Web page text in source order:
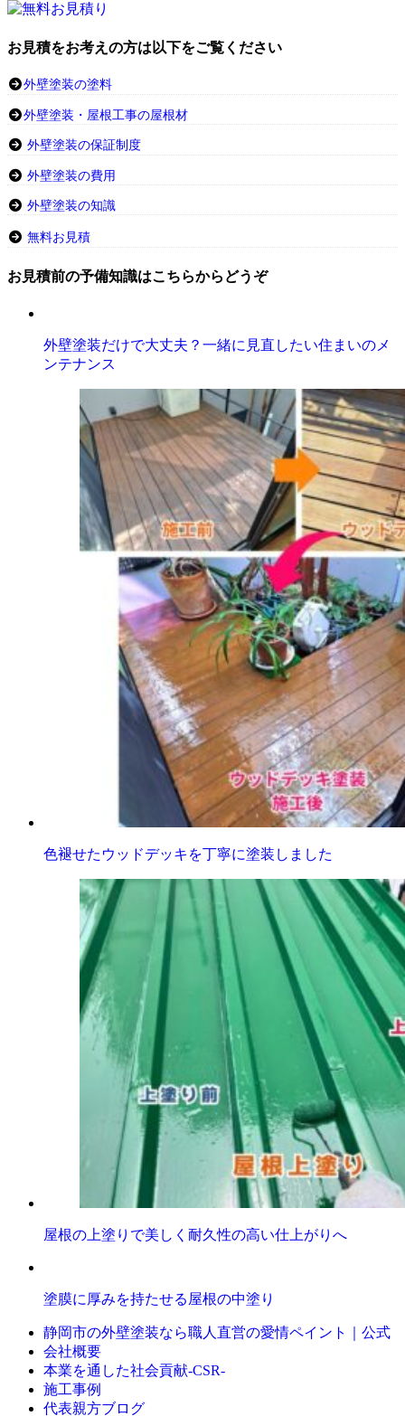
お見積をお考えの方は以下をご覧ください
外壁塗装の塗料
外壁塗装・屋根工事の屋根材
外壁塗装の保証制度
外壁塗装の費用
外壁塗装の知識
無料お見積
お見積前の予備知識はこちらからどうぞ
外壁塗装だけで大丈夫？一緒に見直したい住まいのメ
ンテナンス
色褪せたウッドデッキを丁寧に塗装しました
屋根の上塗りで美しく耐久性の高い仕上がりへ
塗膜に厚みを持たせる屋根の中塗り
静岡市の外壁塗装なら職人直営の愛情ペイント｜公式
会社概要
本業を通した社会貢献-CSR-
施工事例
代表親方ブログ